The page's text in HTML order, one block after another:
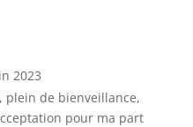
2023
plein de bienveillance,
pour ma part